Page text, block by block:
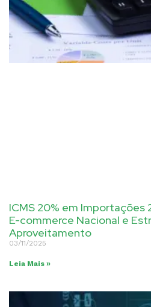
ICMS 20% em Importações
E-commerce Nacional e
Aproveitamento
03/11/2025
Leia Mais »